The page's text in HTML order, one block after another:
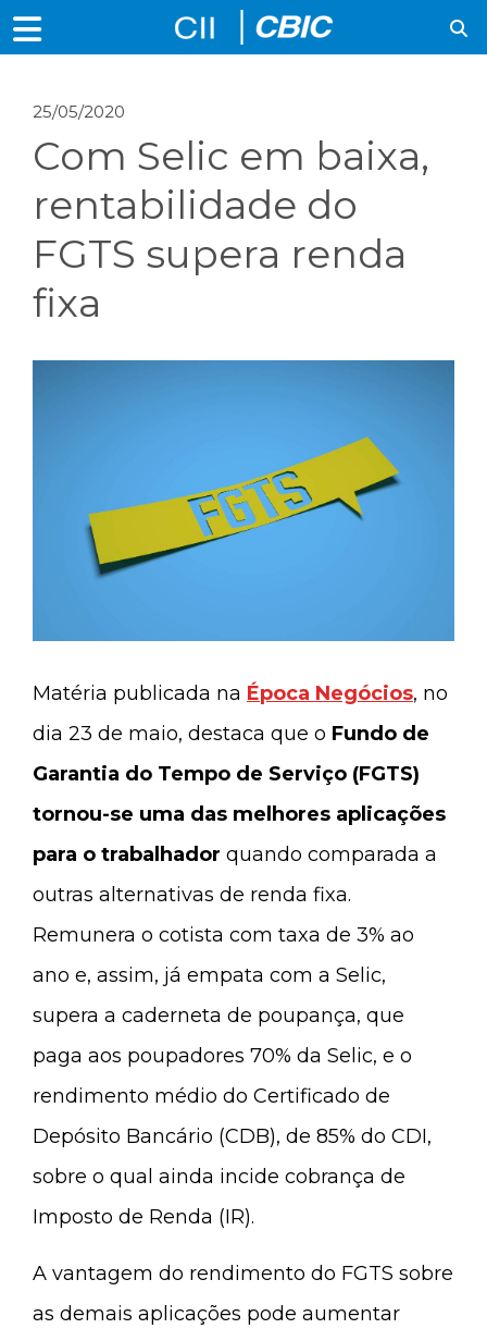
25/05/2020
Com Selic em baixa,
rentabilidade do
FGTS supera renda
fixa
Matéria publicada na Época Negócios, no
dia 23 de maio, destaca que o Fundo de
Garantia do Tempo de Serviço (FGTS)
tornou-se uma das melhores aplicações
para o trabalhador quando comparada a
outras alternativas de renda fixa.
Remunera o cotista com taxa de 3% ao
ano e, assim, já empata com a Selic,
supera a caderneta de poupança, que
paga aos poupadores 70% da Selic, e o
rendimento médio do Certificado de
Depósito Bancário (CDB), de 85% do CDI,
sobre o qual ainda incide cobrança de
Imposto de Renda (IR).
A vantagem do rendimento do FGTS sobre
as demais aplicações pode aumentar